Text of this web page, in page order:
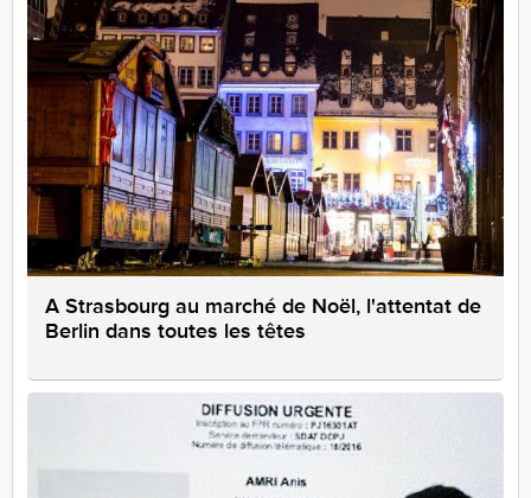
A Strasbourg au marché de Noël, l'attentat de
Berlin dans toutes les têtes